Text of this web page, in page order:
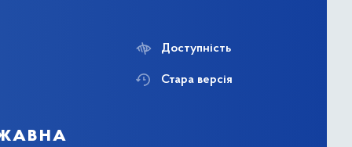
Доступність
Стара версія